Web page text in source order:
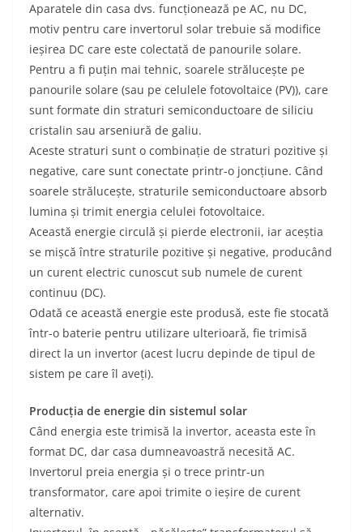
Aparatele din casa dvs. funcționează pe AC, nu DC,
motiv pentru care invertorul solar trebuie să modifice
ieșirea DC care este colectată de panourile solare.
Pentru a fi puțin mai tehnic, soarele strălucește pe
panourile solare (sau pe celulele fotovoltaice (PV)), care
sunt formate din straturi semiconductoare de siliciu
cristalin sau arseniură de galiu.
Aceste straturi sunt o combinație de straturi pozitive și
negative, care sunt conectate printr-o joncțiune. Când
soarele strălucește, straturile semiconductoare absorb
lumina și trimit energia celulei fotovoltaice.
Această energie circulă și pierde electronii, iar aceștia
se mișcă între straturile pozitive și negative, producând
un curent electric cunoscut sub numele de curent
continuu (DC).
Odată ce această energie este produsă, este fie stocată
într-o baterie pentru utilizare ulterioară, fie trimisă
direct la un invertor (acest lucru depinde de tipul de
sistem pe care îl aveți).
Producția de energie din sistemul solar
Când energia este trimisă la invertor, aceasta este în
format DC, dar casa dumneavoastră necesită AC.
Invertorul preia energia și o trece printr-un
transformator, care apoi trimite o ieșire de curent
alternativ.